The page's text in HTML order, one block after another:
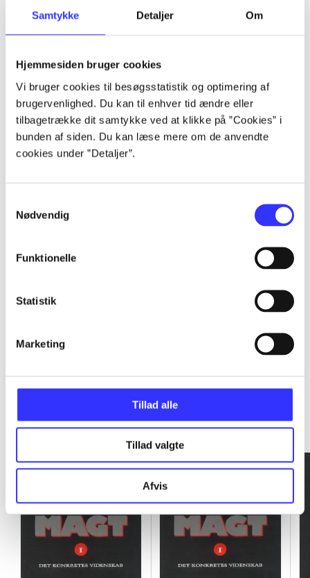
Samtykke Detaljer Om
Hjemmesiden bruger cookies
Vi bruger cookies til besøgsstatistik og optimering af
brugervenlighed. Du kan til enhver tid ændre eller
tilbagetrække dit samtykke ved at klikke på ”Cookies” i
bunden af siden. Du kan læse mere om de anvendte
cookies under ”Detaljer”.
Nødvendig
Funktionelle
Statistik
Marketing
Tillad alle
Tillad valgte
Afvis
Alle registrerede artikler fordelt på udgivelser
...
...
Rationalitet og magt
Gå til serien